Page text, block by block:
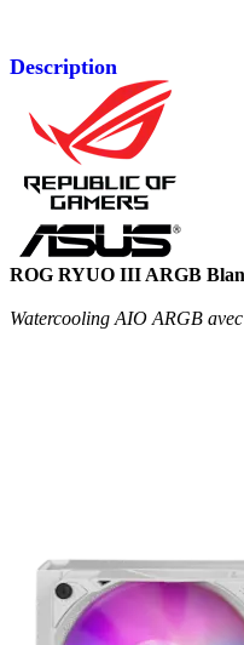
Description
ROG RYUO III ARGB
Watercooling AIO ARGB